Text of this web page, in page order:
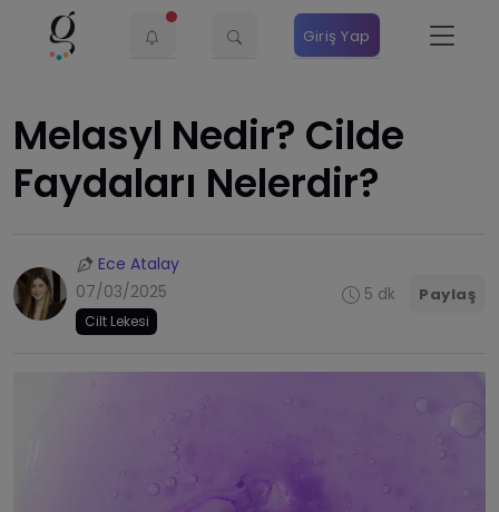
Giriş Yap
Melasyl Nedir? Cilde
Faydaları Nelerdir?
Ece Atalay
07/03/2025
Cilt Lekesi
5 dk Paylaş